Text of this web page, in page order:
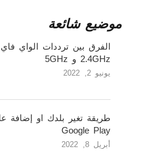
موضيع شائعة
الفرق بين ترددات الواي فاي
2.4GHz و 5GHz
يونيو 2, 2022
طريقة تغير بلدك او إضافة
Google Play
أبريل 8, 2022